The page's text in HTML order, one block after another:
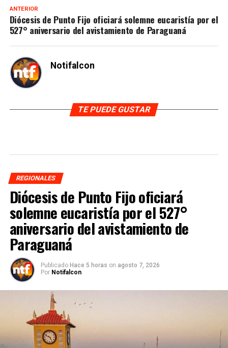
ANTERIOR
Diócesis de Punto Fijo oficiará solemne eucaristía por el
527° aniversario del avistamiento de Paraguaná
Notifalcon
TE PUEDE GUSTAR
REGIONALES
Diócesis de Punto Fijo oficiará
solemne eucaristía por el 527°
aniversario del avistamiento de
Paraguaná
Publicado Hace 5 horas on agosto 7, 2026
Por Notifalcon